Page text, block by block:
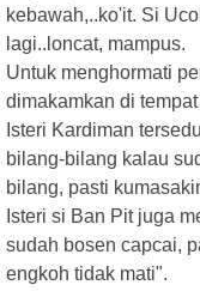
kebawah,..ko'it. Si
lagi..loncat, mampus.
Untuk menghormati
dimakamkan di
Isteri Kardiman
bilang-bilang kalau
bilang, pasti
Isteri si Ban Pit juga
sudah bosen capcai,
engkoh tidak mati".